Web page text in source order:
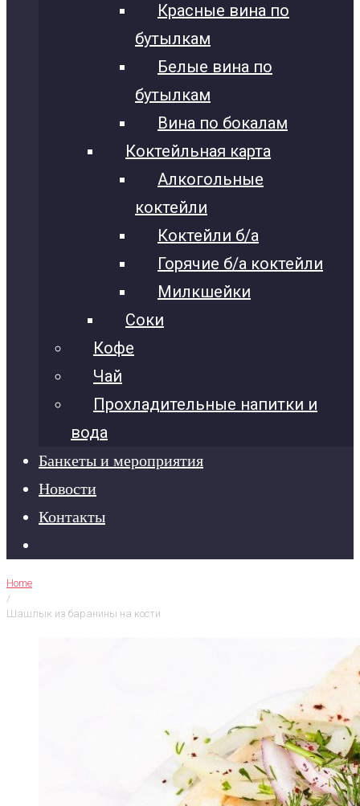
Красные вина по
бутылкам
Белые вина по
бутылкам
Вина по бокалам
Коктейльная карта
Алкогольные
коктейли
Коктейли б/а
Горячие б/а коктейли
Милкшейки
Соки
Кофе
Чай
Прохладительные напитки и
вода
Банкеты и мероприятия
Новости
Контакты
Home
/
Шашлык из баранины на кости